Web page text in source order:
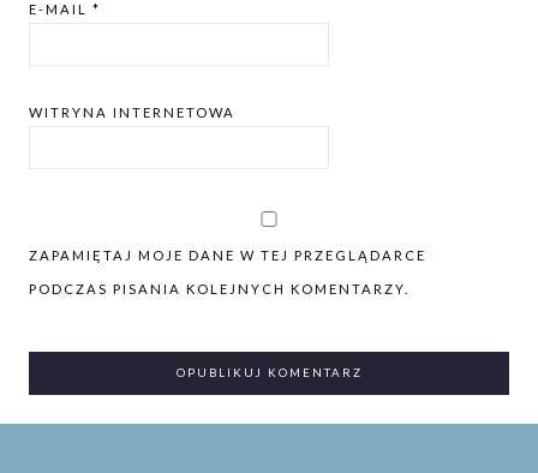
E-MAIL *
WITRYNA INTERNETOWA
ZAPAMIĘTAJ MOJE DANE W TEJ PRZEGLĄDARCE
PODCZAS PISANIA KOLEJNYCH KOMENTARZY.